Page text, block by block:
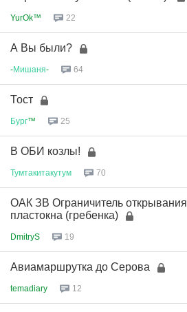
YurOk™ 22
А Вы были?
-Мишаня- 64
Тост
Бург™ 25
В ОБИ козлы!
Тумтакитакутум 70
ОАК ЗВ Ограничитель открывания
пластокна (гребенка)
DmitryS 19
Авиамаршрутка до Серова
temadiary 12